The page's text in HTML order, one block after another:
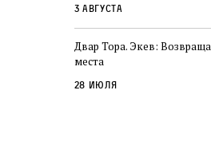
3 августа
Двар Тора. Экев:
места
28 июля